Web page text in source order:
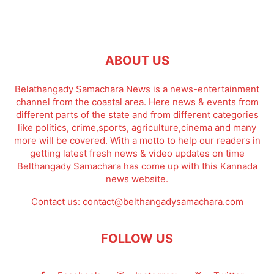
ABOUT US
Belathangady Samachara News is a news-entertainment
channel from the coastal area. Here news & events from
different parts of the state and from different categories
like politics, crime,sports, agriculture,cinema and many
more will be covered. With a motto to help our readers in
getting latest fresh news & video updates on time
Belthangady Samachara has come up with this Kannada
news website.
Contact us: contact@belthangadysamachara.com
FOLLOW US